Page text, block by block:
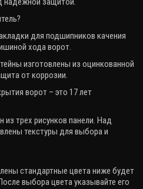
для подшипников качения
хода ворот.
изготовлены из оцинкованной
от коррозии.
ворот – это 17 лет
трех рисунков панели. Над
текстуры для выбора и
стандартные цвета ниже будет
выбора цвета указывайте его